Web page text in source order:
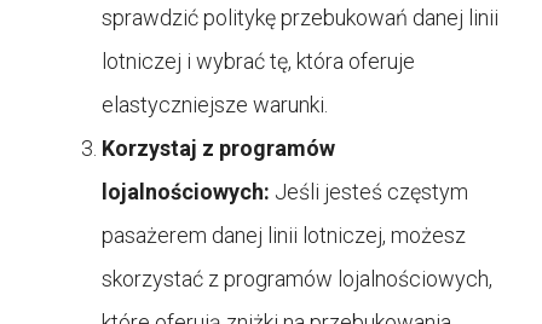
sprawdzić politykę przebukowań danej linii
lotniczej i wybrać tę, która oferuje
elastyczniejsze warunki.
Korzystaj z programów
lojalnościowych: Jeśli jesteś częstym
pasażerem danej linii lotniczej, możesz
skorzystać z programów lojalnościowych,